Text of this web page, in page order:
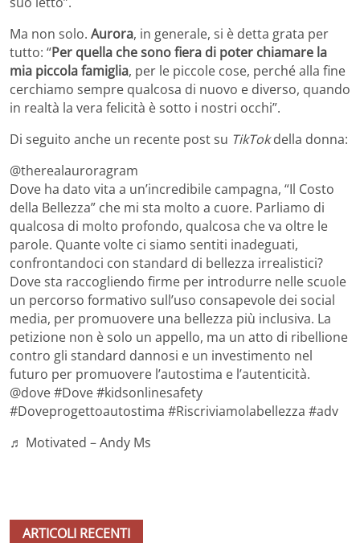
Ma non solo. Aurora, in generale, si è detta grata per
tutto: “Per quella che sono fiera di poter chiamare la
mia piccola famiglia, per le piccole cose, perché alla fine
cerchiamo sempre qualcosa di nuovo e diverso, quando
in realtà la vera felicità è sotto i nostri occhi”.
Di seguito anche un recente post su TikTokdella donna:
@therealauroragram
Dove ha dato vita a un’incredibile campagna, “Il Costo
della Bellezza” che mi sta molto a cuore. Parliamo di
qualcosa di molto profondo, qualcosa che va oltre le
parole. Quante volte ci siamo sentiti inadeguati,
confrontandoci con standard di bellezza irrealistici?
Dove sta raccogliendo firme per introdurre nelle scuole
un percorso formativo sull’uso consapevole dei social
media, per promuovere una bellezza più inclusiva. La
petizione non è solo un appello, ma un atto di ribellione
contro gli standard dannosi e un investimento nel
futuro per promuovere l’autostima e l’autenticità.
@dove #Dove #kidsonlinesafety
#Doveprogettoautostima #Riscriviamolabellezza #adv
♬ Motivated – Andy Ms
ARTICOLI RECENTI